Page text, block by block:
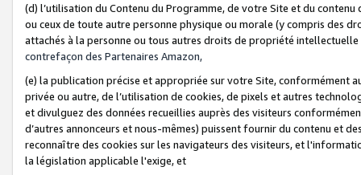
(d) l’utilisation du Contenu du Programme, de votre Site et du
ou ceux de toute autre personne physique ou morale (y compris des
attachés à la personne ou tous autres droits de propriété
contrefaçon des Partenaires Amazon,
(e) la publication précise et appropriée sur votre Site, conformément
privée ou autre, de l’utilisation de cookies, de pixels et autres
et divulguez des données recueillies auprès des visiteurs
d’autres annonceurs et nous-mêmes) puissent fournir du contenu et
reconnaître des cookies sur les navigateurs des visiteurs, et
la législation applicable l'exige, et